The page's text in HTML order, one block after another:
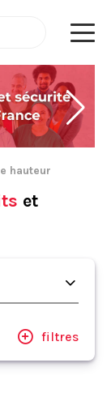
hauteur
et
filtres